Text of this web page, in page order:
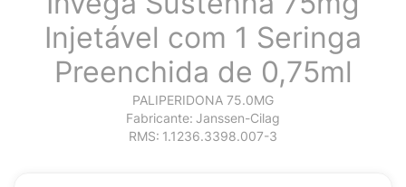
Injetável com 1 Seringa
Preenchida de 0,75ml
PALIPERIDONA 75.0MG
Fabricante: Janssen-Cilag
RMS: 1.1236.3398.007-3